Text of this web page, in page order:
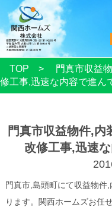
TOP
門真市収益
修工事,迅速な内容で進ん
門真市収益物件,内
改修工事,迅速
門真市,島頭町にて収益物件
ります。関西ホームズお任